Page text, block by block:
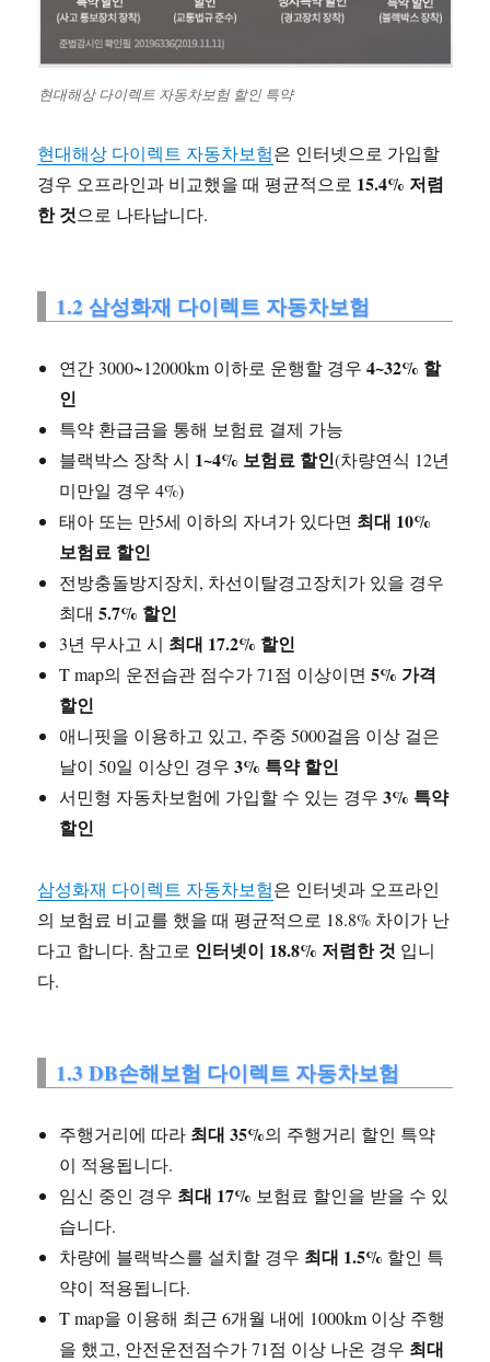
현대해상 다이렉트 자동차보험 할인 특약
현대해상 다이렉트 자동차보험은 인터넷으로 가입할
경우 오프라인과 비교했을 때 평균적으로 15.4% 저렴
한 것으로 나타납니다.
1.2 삼성화재 다이렉트 자동차보험
연간 3000~12000km 이하로 운행할 경우4~32% 할
인
특약 환급금을 통해 보험료 결제 가능
블랙박스 장착 시 1~4% 보험료 할인(차량연식 12년
미만일 경우 4%)
태아 또는 만5세 이하의 자녀가 있다면 최대 10%
보험료 할인
전방충돌방지장치, 차선이탈경고장치가 있을 경우
최대 5.7% 할인
3년 무사고 시 최대 17.2% 할인
T map의 운전습관 점수가 71점 이상이면5% 가격
할인
애니핏을 이용하고 있고, 주중 5000걸음 이상 걸은
날이 50일 이상인 경우3% 특약 할인
서민형 자동차보험에 가입할 수 있는 경우 3% 특약
할인
삼성화재 다이렉트 자동차보험은 인터넷과 오프라인
의 보험료 비교를 했을 때 평균적으로 18.8% 차이가 난
다고 합니다. 참고로 인터넷이 18.8% 저렴한 것 입니
다.
1.3 DB손해보험 다이렉트 자동차보험
주행거리에 따라 최대 35%의 주행거리 할인 특약
이 적용됩니다.
임신 중인 경우 최대 17% 보험료 할인을 받을 수 있
습니다.
차량에 블랙박스를 설치할 경우 최대 1.5% 할인 특
약이 적용됩니다.
T map을 이용해 최근 6개월 내에 1000km 이상 주행
을 했고, 안전운전점수가 71점 이상 나온 경우 최대